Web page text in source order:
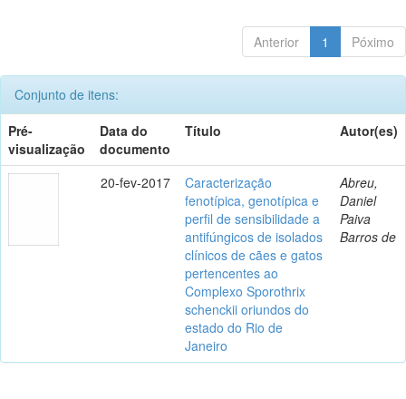
Anterior 1 Póximo
Conjunto de itens:
Pré-
visualização
Data do
documento
Título Autor(es)
20-fev-2017
Caracterização
fenotípica, genotípica e
perfil de sensibilidade a
antifúngicos de isolados
clínicos de cães e gatos
pertencentes ao
Complexo Sporothrix
schenckii oriundos do
estado do Rio de
Janeiro
Abreu,
Daniel
Paiva
Barros de